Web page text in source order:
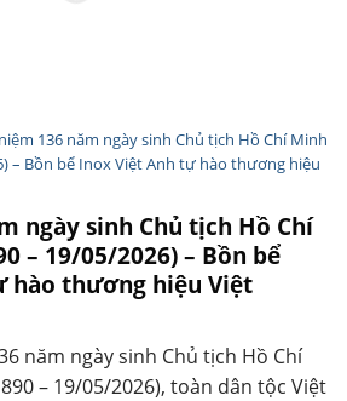
136 năm ngày sinh Chủ tịch Hồ Chí Minh
– Bồn bể Inox Việt Anh tự hào thương hiệu
ngày sinh Chủ tịch Hồ Chí
– 19/05/2026) – Bồn bể
hào thương hiệu Việt
năm ngày sinh Chủ tịch Hồ Chí
– 19/05/2026), toàn dân tộc Việt